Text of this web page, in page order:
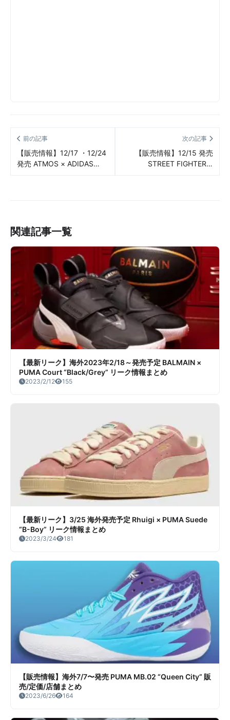
前の記事
【販売情報】12/17 ・12/24
発売 ATMOS × ADIDAS
次の記事
【販売情報】12/15 発売
STREET FIGHTER ×
関連記事一覧
【最新リーク】海外2023年2/18～発売予定 BALMAIN ×
PUMA Court “Black/Grey” リーク情報まとめ
2023/2/12 155
【最新リーク】3/25 海外発売予定 Rhuigi × PUMA Suede
“B-Boy” リーク情報まとめ
2023/3/24 181
【販売情報】海外7/7〜発売 PUMA MB.02 “Queen City” 販
売/定価/店舗まとめ
2023/6/26 164